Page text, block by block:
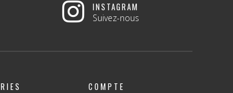
INSTAGRAM
Suivez-nous
COMPTE